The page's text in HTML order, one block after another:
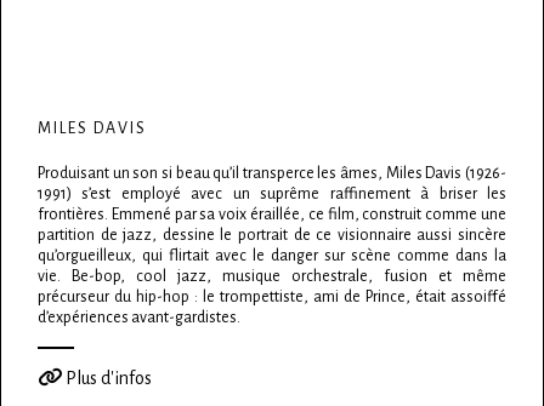
MILES DAVIS
Produisant un son si beau qu’il transperce les âmes, Miles Davis (1926-
1991) s’est employé avec un suprême raffinement à briser les
frontières. Emmené par sa voix éraillée, ce film, construit comme une
partition de jazz, dessine le portrait de ce visionnaire aussi sincère
qu’orgueilleux, qui flirtait avec le danger sur scène comme dans la
vie. Be-bop, cool jazz, musique orchestrale, fusion et même
précurseur du hip-hop : le trompettiste, ami de Prince, était assoiffé
d’expériences avant-gardistes.
Plus d'infos